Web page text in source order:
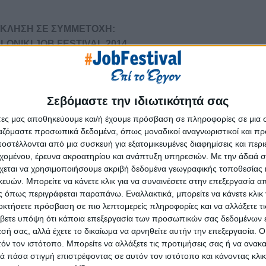
Σεβόμαστε την ιδιωτικότητά σας
μας αποθηκεύουμε και/ή έχουμε πρόσβαση σε πληροφορίες σε
προσωπικά δεδομένα, όπως μοναδικοί αναγνωριστικοί και
από μια συσκευή για εξατομικευμένες διαφημίσεις και
έρευνα ακροατηρίου και ανάπτυξη υπηρεσιών. Με την άδειά
να χρησιμοποιήσουμε ακριβή δεδομένα γεωγραφικής τοποθεσίας
Μπορείτε να κάνετε κλικ για να συναινέσετε στην επεξεργασία
περιγράφεται παραπάνω. Εναλλακτικά, μπορείτε να κάνετε κλικ
πρόσβαση σε πιο λεπτομερείς πληροφορίες και να αλλάξετε
υπόψη ότι κάποια επεξεργασία των προσωπικών σας δεδομένων
σας, αλλά έχετε το δικαίωμα να αρνηθείτε αυτήν την επεξεργασία.
τον ιστότοπο. Μπορείτε να αλλάξετε τις προτιμήσεις σας ή να
στιγμή επιστρέφοντας σε αυτόν τον ιστότοπο και κάνοντας
ΣΕ ΣΥΜΜΕΤΟΧΗ:
JOBFESTIVAL2014
Thessaloniki JobFestival που συνδιοργανώνει με τη
Νέο Δημαρχιακό Μέγαρο της πόλης,στις6 & 7 Δεκεμβρίου 2014
δυνατότητες του ενεργού οικονομικού πληθυσμού και ιδιαίτερα των νέων,
Επιχειρηματικότητα, Αυτοαπασχόληση και Κοινωνική Δράση.
Workshops,Π αρουσιάσεις, Infopointsφορέων της κοινωνικοοικονομικής
της Εκπαίδευσης και της Επιχειρηματικότητας καθώς και
επιχειρηματικότητας, της εκπαίδευσης, του εθελοντισμού, της κοινωνικής
ευρύτερο χώρο της εργασίας, της εκπαίδευσης, της δια βίου μάθησης